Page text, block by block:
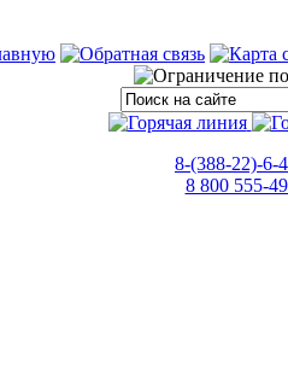
8-(388-22)-6-
8 800 555-